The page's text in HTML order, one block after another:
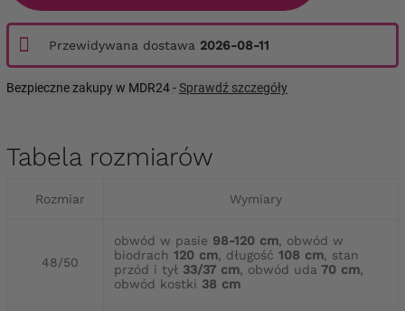
Przewidywana dostawa 2026-08-11
Bezpieczne zakupy w MDR24 -Sprawdź szczegóły
Tabela rozmiarów
Rozmiar Wymiary
48/50
obwód w pasie 98-120 cm, obwód w
biodrach 120 cm, długość 108 cm, stan
przód i tył 33/37 cm, obwód uda 70 cm,
obwód kostki 38 cm